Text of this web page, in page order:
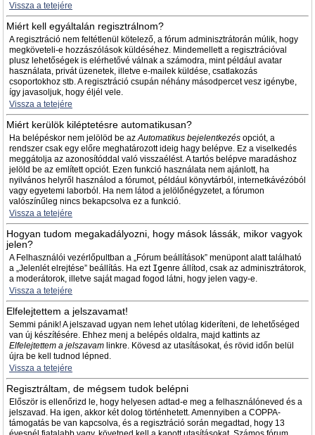
Vissza a tetejére
Miért kell egyáltalán regisztrálnom?
A regisztráció nem feltétlenül kötelező, a fórum adminisztrátorán múlik, hogy
megköveteli-e hozzászólások küldéséhez. Mindemellett a regisztrációval
plusz lehetőségek is elérhetővé válnak a számodra, mint például avatar
használata, privát üzenetek, illetve e-mailek küldése, csatlakozás
csoportokhoz stb. A regisztráció csupán néhány másodpercet vesz igénybe,
így javasoljuk, hogy éljél vele.
Vissza a tetejére
Miért kerülök kiléptetésre automatikusan?
Ha belépéskor nem jelölöd be azAutomatikus bejelentkezés opciót, a
rendszer csak egy előre meghatározott ideig hagy belépve. Ez a viselkedés
meggátolja az azonosítóddal való visszaélést. A tartós belépve maradáshoz
jelöld be az említett opciót. Ezen funkció használata nem ajánlott, ha
nyilvános helyről használod a fórumot, például könyvtárból, internetkávézóból
vagy egyetemi laborból. Ha nem látod a jelölőnégyzetet, a fórumon
valószínűleg nincs bekapcsolva ez a funkció.
Vissza a tetejére
Hogyan tudom megakadályozni, hogy mások lássák, mikor vagyok
jelen?
A Felhasználói vezérlőpultban a „Fórum beállítások” menüpont alatt található
a „Jelenlét elrejtése” beállítás. Ha ezt Igenre állítod, csak az adminisztrátorok,
a moderátorok, illetve saját magad fogod látni, hogy jelen vagy-e.
Vissza a tetejére
Elfelejtettem a jelszavamat!
Semmi pánik! A jelszavad ugyan nem lehet utólag kideríteni, de lehetőséged
van új készítésére. Ehhez menj a belépés oldalra, majd kattints az
Elfelejtettem a jelszavam linkre. Kövesd az utasításokat, és rövid időn belül
újra be kell tudnod lépned.
Vissza a tetejére
Regisztráltam, de mégsem tudok belépni
Először is ellenőrizd le, hogy helyesen adtad-e meg a felhasználóneved és a
jelszavad. Ha igen, akkor két dolog történhetett. Amennyiben a COPPA-
támogatás be van kapcsolva, és a regisztráció során megadtad, hogy 13